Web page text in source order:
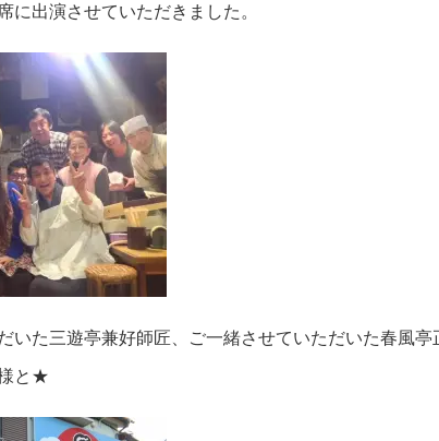
に出演させていただきました。
いた三遊亭兼好師匠、ご一緒させていただいた春風亭
と★